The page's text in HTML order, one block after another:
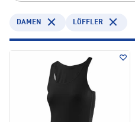
DAMEN LÖFFLER